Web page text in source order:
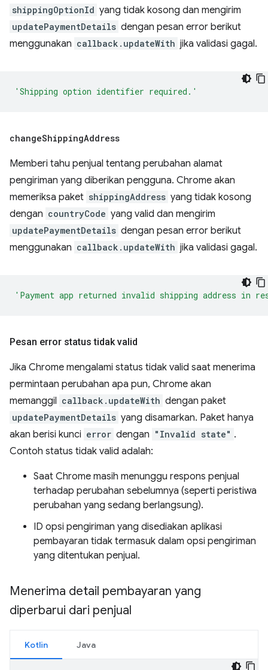
shippingOptionId yang tidak kosong dan mengirim
updatePaymentDetails dengan pesan error berikut
menggunakan callback.updateWith jika validasi gagal.
'Shipping option identifier required.'
changeShippingAddress
Memberi tahu penjual tentang perubahan alamat
pengiriman yang diberikan pengguna. Chrome akan
memeriksa paket shippingAddress yang tidak kosong
dengan countryCode yang valid dan mengirim
updatePaymentDetails dengan pesan error berikut
menggunakan callback.updateWith jika validasi gagal.
'Payment app returned invalid shipping address in
Pesan error status tidak valid
Jika Chrome mengalami status tidak valid saat menerima
permintaan perubahan apa pun, Chrome akan
memanggil callback.updateWith dengan paket
updatePaymentDetails yang disamarkan. Paket hanya
akan berisi kunci error dengan "Invalid state" .
Contoh status tidak valid adalah:
Saat Chrome masih menunggu respons penjual
terhadap perubahan sebelumnya (seperti peristiwa
perubahan yang sedang berlangsung).
ID opsi pengiriman yang disediakan aplikasi
pembayaran tidak termasuk dalam opsi pengiriman
yang ditentukan penjual.
Menerima detail pembayaran yang
diperbarui dari penjual
Kotlin Java